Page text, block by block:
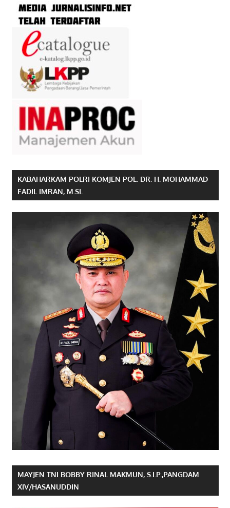
KABAHARKAM POLRI KOMJEN POL. DR. H. MOHAMMAD
FADIL IMRAN, M.SI.
MAYJEN TNI BOBBY RINAL MAKMUN, S.I.P.,PANGDAM
XIV/HASANUDDIN